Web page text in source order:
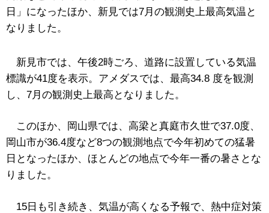
日」になったほか、新見では7月の観測史上最高気温と
なりました。
新見市では、午後2時ごろ、道路に設置している気温
標識が41度を表示。アメダスでは、最高34.8 度を観測
し、7月の観測史上最高となりました。
このほか、岡山県では、高梁と真庭市久世で37.0度、
岡山市が36.4度など8つの観測地点で今年初めての猛暑
日となったほか、ほとんどの地点で今年一番の暑さとな
りました。
15日も引き続き、気温が高くなる予報で、熱中症対策